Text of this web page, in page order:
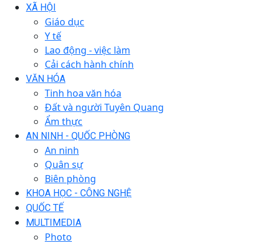
XÃ HỘI
Giáo dục
Y tế
Lao động - việc làm
Cải cách hành chính
VĂN HÓA
Tinh hoa văn hóa
Đất và người Tuyên Quang
Ẩm thực
AN NINH - QUỐC PHÒNG
An ninh
Quân sự
Biên phòng
KHOA HỌC - CÔNG NGHỆ
QUỐC TẾ
MULTIMEDIA
Photo